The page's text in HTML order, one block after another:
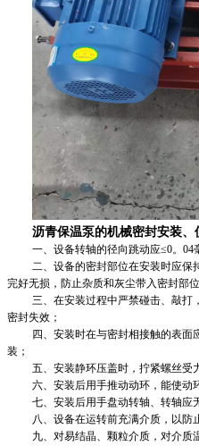
沥青保温泵的机械密封安装、
一、设备转轴的径向跳动应≤0。04
二、设备的密封部位在安装时应保
完好无损，防止杂质和灰尘带入密封部位
三、在安装过程中严禁碰击、敲打
密封失效；
四、安装时在与密封相接触的表
装；
五、安装静环压盖时，拧紧螺丝受
六、安装后用手推动动环，能使动
七、安装后用手盘动转轴、转轴应
八、设备在运转前充满介质，以防
九、对易结晶、颗粒介质，对介质